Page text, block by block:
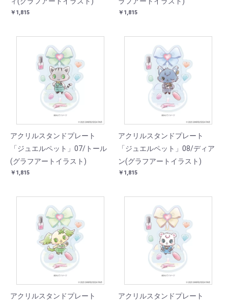
￥1,815 ￥1,815
アクリルスタンドプレート
「ジュエルペット」07/トール
(グラフアートイラスト)
￥1,815
アクリルスタンドプレート
「ジュエルペット」08/ディア
ン(グラフアートイラスト)
￥1,815
アクリルスタンドプレート
アクリルスタンドプレート